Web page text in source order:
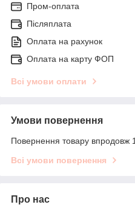
Пром-оплата
Післяплата
Оплата на рахунок
Оплата на карту ФОП
Всі умови оплати
Умови повернення
Повернення товару впродовж
Всі умови повернення
Про нас